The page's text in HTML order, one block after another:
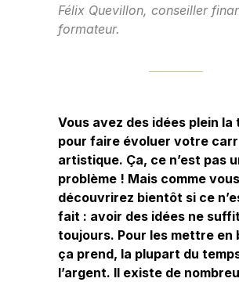
Félix Quevillon, conseiller
formateur.
Vous avez des idées plein la
pour faire évoluer votre
artistique. Ça, ce n’est pas
problème ! Mais comme
découvrirez bientôt si ce
fait : avoir des idées ne
toujours. Pour les mettre en
ça prend, la plupart du
l’argent. Il existe de